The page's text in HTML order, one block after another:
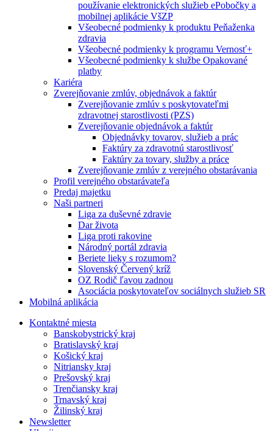
používanie elektronických služieb ePobočky a
mobilnej aplikácie VšZP
Všeobecné podmienky k produktu Peňaženka
zdravia
Všeobecné podmienky k programu Vernosť+
Všeobecné podmienky k službe Opakované
platby
Kariéra
Zverejňovanie zmlúv, objednávok a faktúr
Zverejňovanie zmlúv s poskytovateľmi
zdravotnej starostlivosti (PZS)
Zverejňovanie objednávok a faktúr
Objednávky tovarov, služieb a prác
Faktúry za zdravotnú starostlivosť
Faktúry za tovary, služby a práce
Zverejňovanie zmlúv z verejného obstarávania
Profil verejného obstarávateľa
Predaj majetku
Naši partneri
Liga za duševné zdravie
Dar života
Liga proti rakovine
Národný portál zdravia
Beriete lieky s rozumom?
Slovenský Červený kríž
OZ Rodič ľavou zadnou
Asociácia poskytovateľov sociálnych služieb SR
Mobilná aplikácia
Kontaktné miesta
Banskobystrický kraj
Bratislavský kraj
Košický kraj
Nitriansky kraj
Prešovský kraj
Trenčiansky kraj
Trnavský kraj
Žilinský kraj
Newsletter